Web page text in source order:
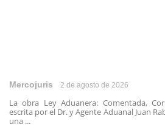
Mercojuris 2 de agosto de 2026
La obra Ley Aduanera: Comentada,
escrita por el Dr. y Agente Aduanal Juan
una ...